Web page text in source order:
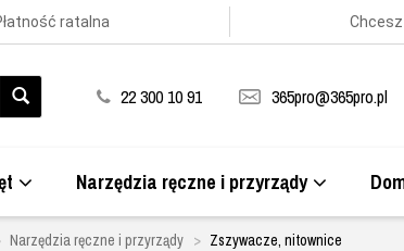
ratalna
22 300 10 91 365pro@365pro.pl
Narzędzia ręczne i przyrządy
Narzędzia ręczne i przyrządy Zszywacze, nitownice